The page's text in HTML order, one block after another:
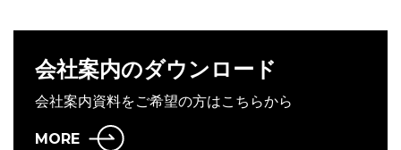
会社案内のダウンロード
会社案内資料をご希望の方はこちらから
MORE